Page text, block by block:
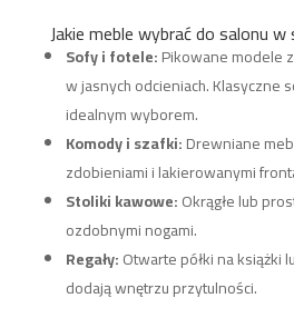
Jakie meble wybrać do salonu
Sofy i fotele:Pikowane modele
w jasnych odcieniach. Klasyczne
idealnym wyborem.
Komody i szafki:Drewniane
zdobieniami i lakierowanymi
Stoliki kawowe:Okrągłe lub
ozdobnymi nogami.
Regały:Otwarte półki na książki
dodają wnętrzu przytulności.